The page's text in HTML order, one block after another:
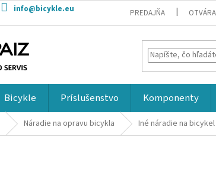
info@bicykle.eu
PREDAJŇA
Bicykle Príslušenstvo Komponenty
Náradie na opravu bicykla Iné náradie na bicykel